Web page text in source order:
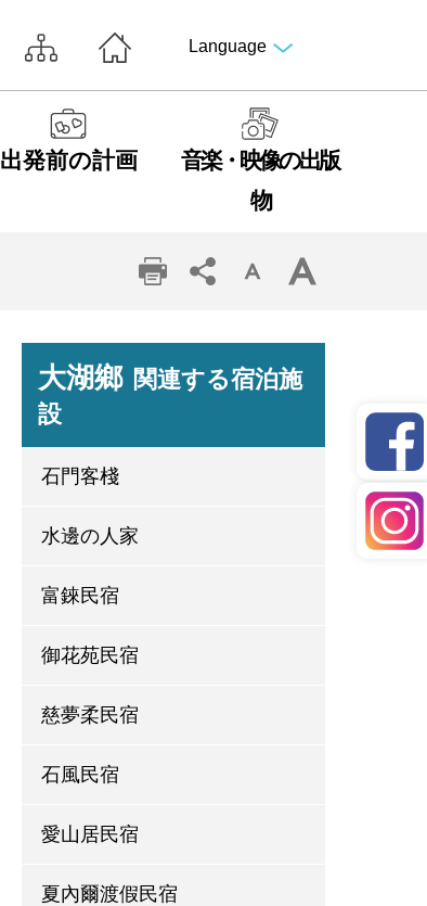
Language
出発前の計画
音楽・映像の出版
物
大湖鄉 関連する宿泊施
設
石門客棧
水邊の人家
富錸民宿
御花苑民宿
慈夢柔民宿
石風民宿
愛山居民宿
夏內爾渡假民宿